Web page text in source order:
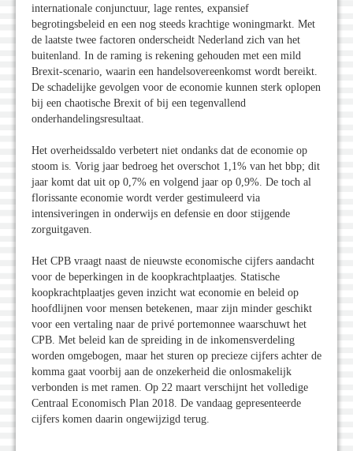
internationale conjunctuur, lage rentes, expansief
begrotingsbeleid en een nog steeds krachtige woningmarkt. Met
de laatste twee factoren onderscheidt Nederland zich van het
buitenland. In de raming is rekening gehouden met een mild
Brexit-scenario, waarin een handelsovereenkomst wordt bereikt.
De schadelijke gevolgen voor de economie kunnen sterk oplopen
bij een chaotische Brexit of bij een tegenvallend
onderhandelingsresultaat.
Het overheidssaldo verbetert niet ondanks dat de economie op
stoom is. Vorig jaar bedroeg het overschot 1,1% van het bbp; dit
jaar komt dat uit op 0,7% en volgend jaar op 0,9%. De toch al
florissante economie wordt verder gestimuleerd via
intensiveringen in onderwijs en defensie en door stijgende
zorguitgaven.
Het CPB vraagt naast de nieuwste economische cijfers aandacht
voor de beperkingen in de koopkrachtplaatjes. Statische
koopkrachtplaatjes geven inzicht wat economie en beleid op
hoofdlijnen voor mensen betekenen, maar zijn minder geschikt
voor een vertaling naar de privé portemonnee waarschuwt het
CPB. Met beleid kan de spreiding in de inkomensverdeling
worden omgebogen, maar het sturen op precieze cijfers achter de
komma gaat voorbij aan de onzekerheid die onlosmakelijk
verbonden is met ramen. Op 22 maart verschijnt het volledige
Centraal Economisch Plan 2018. De vandaag gepresenteerde
cijfers komen daarin ongewijzigd terug.